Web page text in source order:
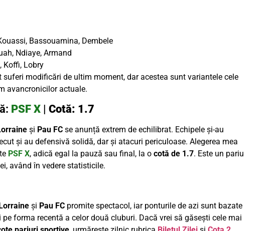
Bassouamina, Dembele
Ndiaye, Armand
Koffi, Lobry
suferi modificări de ultim moment, dar acestea sunt variantele cele
avancronicilor actuale.
PSF X | Cotă: 1.7
și Pau FC se anunță extrem de echilibrat. Echipele și-au
și au defensivă solidă, dar și atacuri periculoase. Alegerea mea
PSF X, adică egal la pauză sau final, la o cotă de 1.7. Este un pariu
având în vedere statisticile.
și Pau FC promite spectacol, iar ponturile de azi sunt bazate
forma recentă a celor două cluburi. Dacă vrei să găsești cele mai